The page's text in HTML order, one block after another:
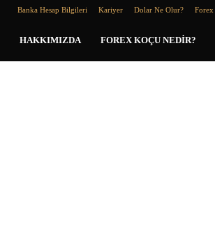
Banka Hesap Bilgileri Kariyer Dolar Ne Olur?
HAKKIMIZDA FOREX KOÇU NEDIR?